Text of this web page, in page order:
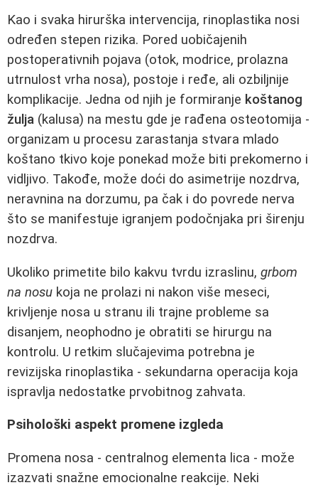
Kao i svaka hirurška intervencija, rinoplastika nosi
određen stepen rizika. Pored uobičajenih
postoperativnih pojava (otok, modrice, prolazna
utrnulost vrha nosa), postoje i ređe, ali ozbiljnije
komplikacije. Jedna od njih je formiranje koštanog
žulja (kalusa) na mestu gde je rađena osteotomija -
organizam u procesu zarastanja stvara mlado
koštano tkivo koje ponekad može biti prekomerno i
vidljivo. Takođe, može doći do asimetrije nozdrva,
neravnina na dorzumu, pa čak i do povrede nerva
što se manifestuje igranjem podočnjaka pri širenju
nozdrva.
Ukoliko primetite bilo kakvu tvrdu izraslinu, grbom
na nosu koja ne prolazi ni nakon više meseci,
krivljenje nosa u stranu ili trajne probleme sa
disanjem, neophodno je obratiti se hirurgu na
kontrolu. U retkim slučajevima potrebna je
revizijska rinoplastika - sekundarna operacija koja
ispravlja nedostatke prvobitnog zahvata.
Psihološki aspekt promene izgleda
Promena nosa - centralnog elementa lica - može
izazvati snažne emocionalne reakcije. Neki